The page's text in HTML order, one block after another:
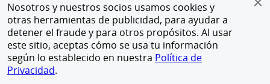
Nosotros y nuestros socios usamos cookies y
otras herramientas de publicidad, para ayudar a
detener el fraude y para otros propósitos. Al usar
este sitio, aceptas cómo se usa tu información
según lo establecido en nuestra Política de
Privacidad.